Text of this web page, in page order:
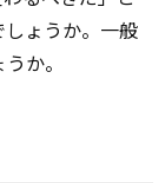
ょうか。一般
か。